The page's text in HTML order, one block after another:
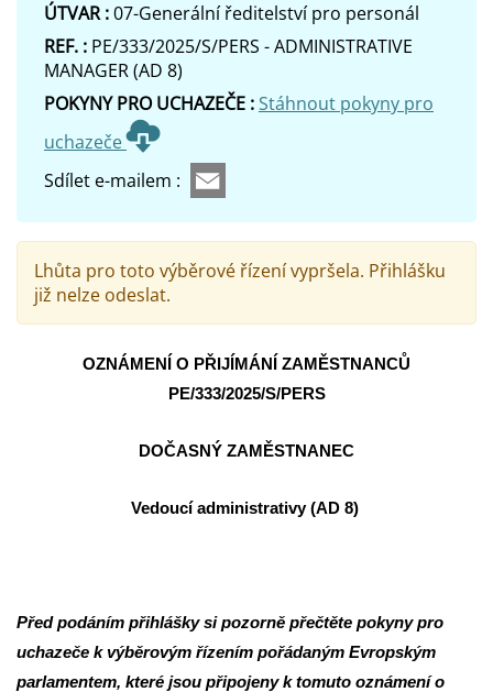
ÚTVAR :07-Generální ředitelství pro personál
REF. : PE/333/2025/S/PERS - ADMINISTRATIVE
MANAGER (AD 8)
POKYNY PRO UCHAZEČE :Stáhnout pokyny pro
uchazeče
Sdílet e-mailem :
Lhůta pro toto výběrové řízení vypršela. Přihlášku
již nelze odeslat.
OZNÁMENÍ O PŘIJÍMÁNÍ ZAMĚSTNANCŮ
PE/333/2025/S/PERS
DOČASNÝ ZAMĚSTNANEC
Vedoucí administrativy (AD 8)
Před podáním přihlášky si pozorně přečtěte pokyny pro
uchazeče k výběrovým řízením pořádaným Evropským
parlamentem, které jsou připojeny k tomuto oznámení o